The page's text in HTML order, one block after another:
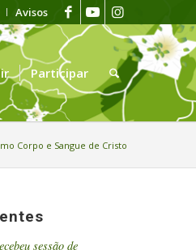
Avisos
Participar
Corpo e Sangue de Cristo
sessão de